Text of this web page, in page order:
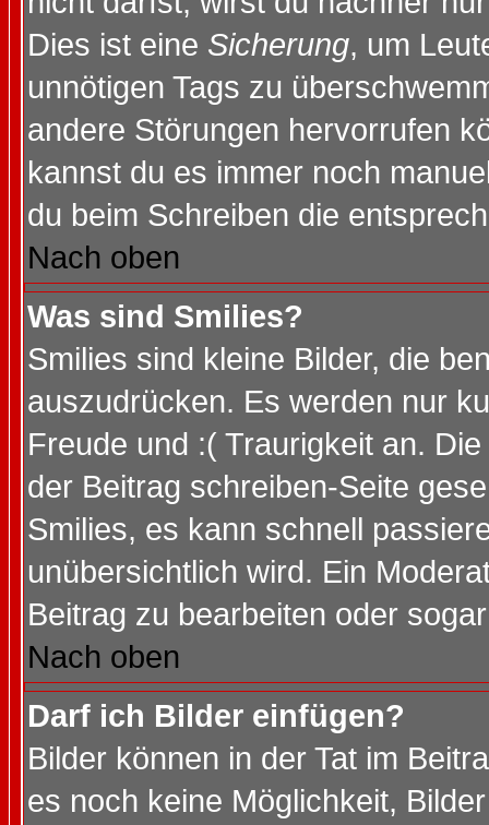
Dies ist eine Sicherung, um
unnötigen Tags zu
andere Störungen hervorrufen
kannst du es immer noch
du beim Schreiben die
Nach oben
Was sind Smilies?
Smilies sind kleine Bilder, die
auszudrücken. Es werden nur
Freude und :( Traurigkeit an.
der Beitrag schreiben-Seite
Smilies, es kann schnell
unübersichtlich wird. Ein
Beitrag zu bearbeiten oder
Nach oben
Darf ich Bilder einfügen?
Bilder können in der Tat im
es noch keine Möglichkeit,